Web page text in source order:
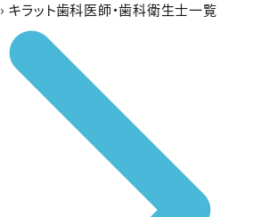
› キラット歯科医師・歯科衛生士一覧